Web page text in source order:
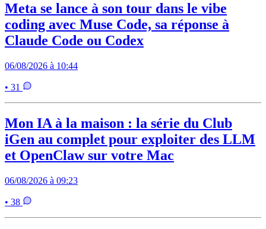
Meta se lance à son tour dans le vibe
coding avec Muse Code, sa réponse à
Claude Code ou Codex
06/08/2026 à 10:44
• 31
Mon IA à la maison : la série du Club
iGen au complet pour exploiter des LLM
et OpenClaw sur votre Mac
06/08/2026 à 09:23
• 38